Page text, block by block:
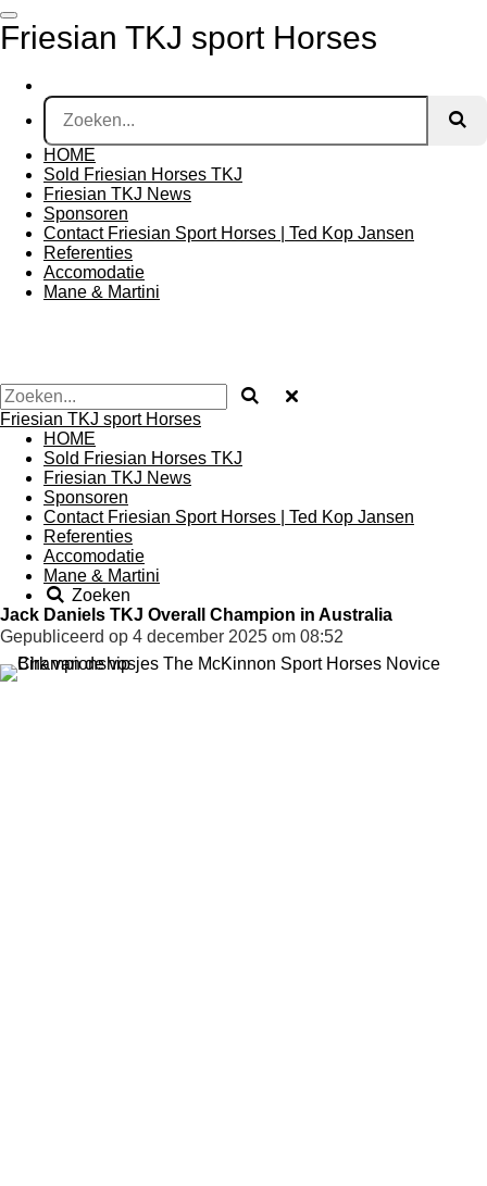
Ga
direct
hoofdinhoud
Friesian TKJ sport Horses
HOME
Sold Friesian Horses TKJ
Friesian TKJ News
Sponsoren
Contact Friesian Sport Horses | Ted Kop Jansen
Referenties
Accomodatie
Mane & Martini
Friesian TKJ sport Horses
HOME
Sold Friesian Horses TKJ
Friesian TKJ News
Sponsoren
Contact Friesian Sport Horses | Ted Kop Jansen
Referenties
Accomodatie
Mane & Martini
Zoeken
Jack Daniels TKJ Overall Champion in Australia
Gepubliceerd op 4 december 2025 om 08:52